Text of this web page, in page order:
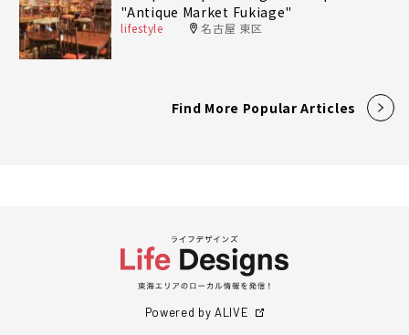
"Antique Market Fukiage"
lifestyle 名古屋 東区
Find More Popular Articles
Powered by ALIVE